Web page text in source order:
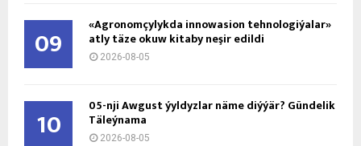
09 «Agronomçylykda innowasion tehnologiýalar»
atly täze okuw kitaby neşir edildi
2026-08-05
10 05-nji Awgust ýyldyzlar näme diýýär? Gündelik
Täleýnama
2026-08-05